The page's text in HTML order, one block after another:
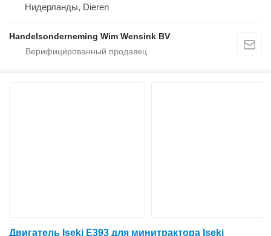
Нидерланды, Dieren
Handelsonderneming Wim Wensink BV
Двигатель Iseki E393 для минитрактора Iseki